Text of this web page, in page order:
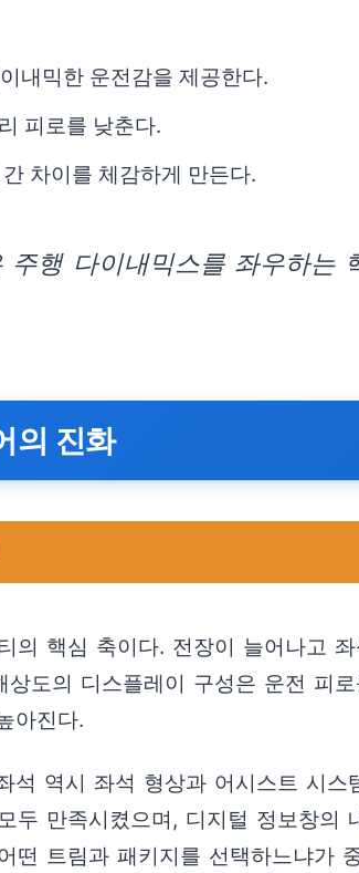
내믹한 운전감을 제공한다.
피로를 낮춘다.
차이를 체감하게 만든다.
행 다이내믹스를 좌우하는
의 진화
의 핵심 축이다. 전장이 늘어나고
도의 디스플레이 구성은 운전 피
아진다.
석 역시 좌석 형상과 어시스트 시
만족시켰으며, 디지털 정보창의
떤 트림과 패키지를 선택하느냐가